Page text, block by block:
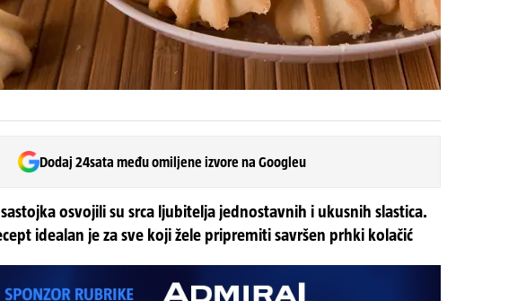
Dodaj 24sata među omiljene izvore na Googleu
osvojili su srca ljubitelja jednostavnih i ukusnih slastica.
idealan je za sve koji žele pripremiti savršen prhki kolačić